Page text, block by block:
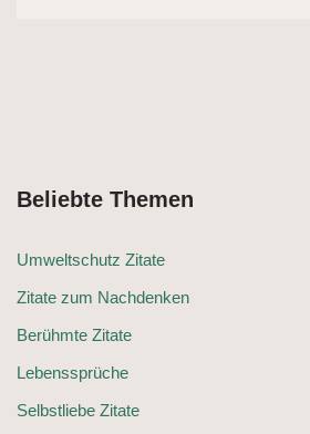
Beliebte Themen
Umweltschutz Zitate
Zitate zum Nachdenken
Berühmte Zitate
Lebenssprüche
Selbstliebe Zitate